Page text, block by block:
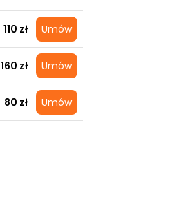
110 zł Umów
160 zł Umów
80 zł Umów